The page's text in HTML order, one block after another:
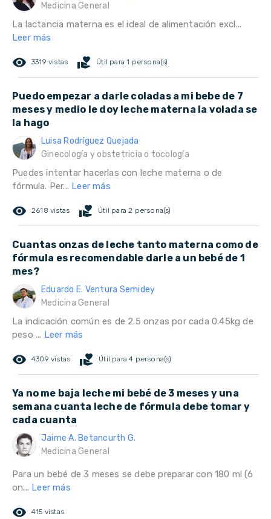
Medicina General
La lactancia materna es el ideal de alimentación excl...
Leer más
remove_red_eye 3319 vistas volunteer_activism Útil para 1 persona(s)
Puedo empezar a darle coladas a mi bebe de 7
meses y medio le doy leche materna la volada se
la hago
Luisa Rodríguez Quejada
Ginecología y obstetricia o tocología
Puedes intentar hacerlas con leche materna o de
fórmula. Per... Leer más
remove_red_eye 2618 vistas volunteer_activism Útil para 2 persona(s)
Cuantas onzas de leche tanto materna como de
fórmula es recomendable darle a un bebé de 1
mes?
Eduardo E. Ventura Semidey
Medicina General
La indicación común es de 2.5 onzas por cada 0.45kg de
peso ... Leer más
remove_red_eye 4309 vistas volunteer_activism Útil para 4 persona(s)
Ya no me baja leche mi bebé de 3 meses y una
semana cuanta leche de fórmula debe tomar y
cada cuanta
Jaime A. Betancurth G.
Medicina General
Para un bebé de 3 meses se debe preparar con 180 ml (6
on... Leer más
remove_red_eye 415 vistas